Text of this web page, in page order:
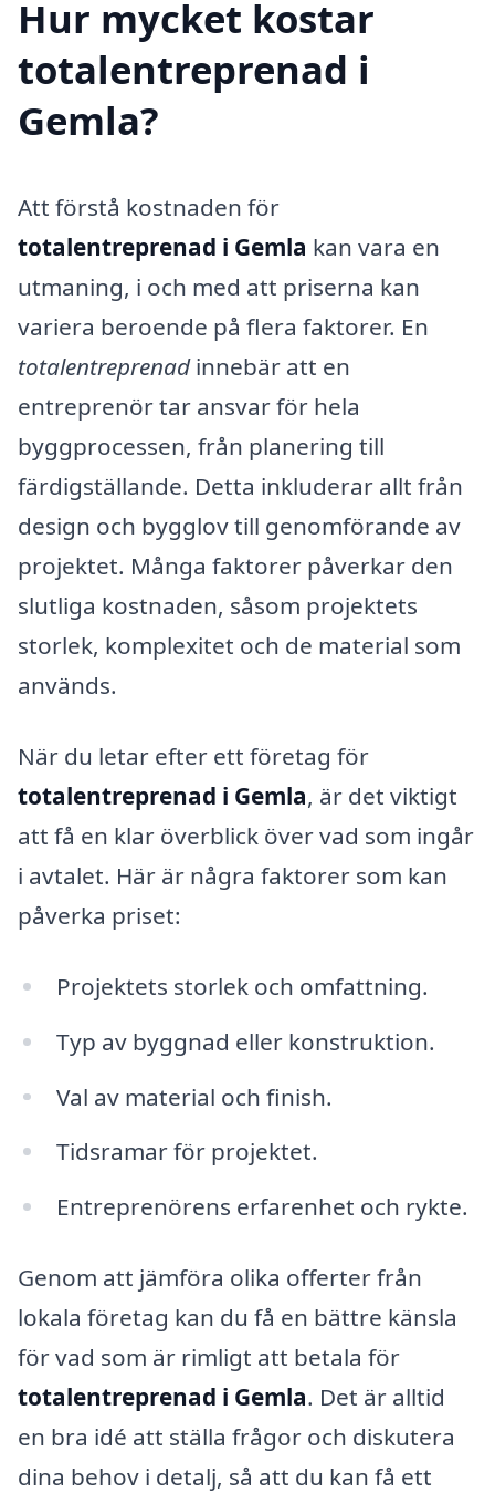
Hur mycket kostar
totalentreprenad i
Gemla?
Att förstå kostnaden för
totalentreprenad i Gemla kan vara en
utmaning, i och med att priserna kan
variera beroende på flera faktorer. En
totalentreprenadinnebär att en
entreprenör tar ansvar för hela
byggprocessen, från planering till
färdigställande. Detta inkluderar allt från
design och bygglov till genomförande av
projektet. Många faktorer påverkar den
slutliga kostnaden, såsom projektets
storlek, komplexitet och de material som
används.
När du letar efter ett företag för
totalentreprenad i Gemla, är det viktigt
att få en klar överblick över vad som ingår
i avtalet. Här är några faktorer som kan
påverka priset:
Projektets storlek och omfattning.
Typ av byggnad eller konstruktion.
Val av material och finish.
Tidsramar för projektet.
Entreprenörens erfarenhet och rykte.
Genom att jämföra olika offerter från
lokala företag kan du få en bättre känsla
för vad som är rimligt att betala för
totalentreprenad i Gemla. Det är alltid
en bra idé att ställa frågor och diskutera
dina behov i detalj, så att du kan få ett